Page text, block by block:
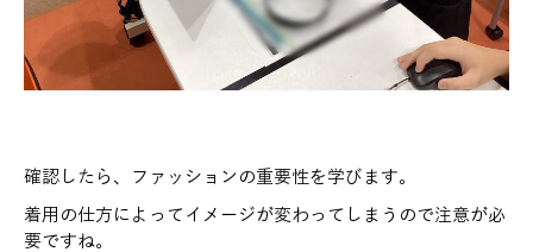
確認したら、ファッションの重要性を学びます。
着用の仕方によってイメージが変わってしまうので注意が必
要ですね。